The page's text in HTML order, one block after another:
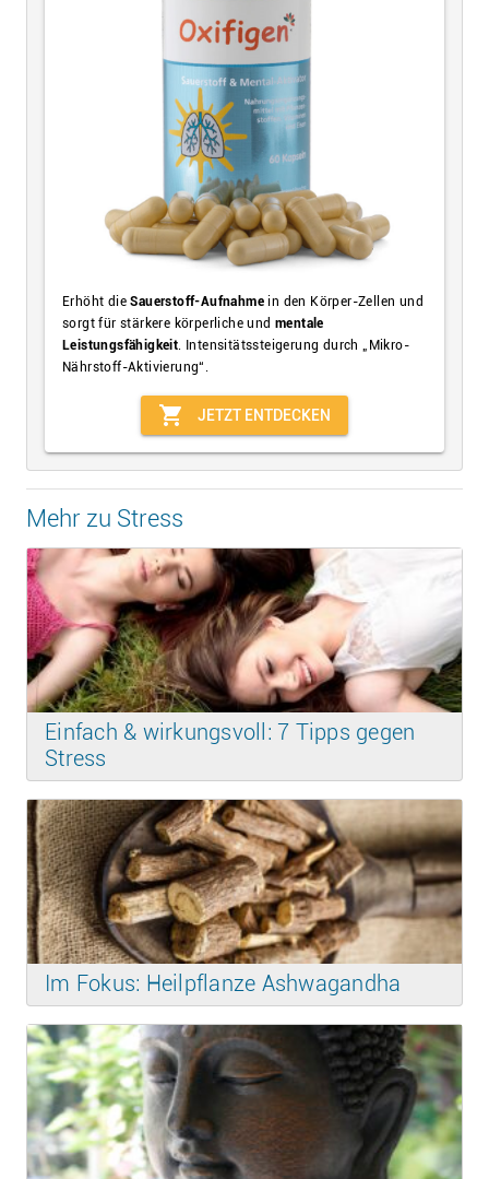
Erhöht dieSauerstoff-Aufnahme in den Körper-Zellen und
sorgt für stärkere körperliche und mentale
Leistungsfähigkeit. Intensitätssteigerung durch „Mikro-
Nährstoff-Aktivierung“.
shopping_cart JETZT ENTDECKEN
Mehr zu Stress
Einfach & wirkungsvoll: 7 Tipps gegen
Stress
Im Fokus: Heilpflanze Ashwagandha